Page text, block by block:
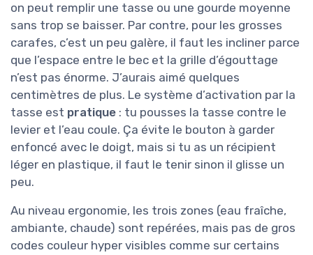
on peut remplir une tasse ou une gourde moyenne
sans trop se baisser. Par contre, pour les grosses
carafes, c’est un peu galère, il faut les incliner parce
que l’espace entre le bec et la grille d’égouttage
n’est pas énorme. J’aurais aimé quelques
centimètres de plus. Le système d’activation par la
tasse est pratique : tu pousses la tasse contre le
levier et l’eau coule. Ça évite le bouton à garder
enfoncé avec le doigt, mais si tu as un récipient
léger en plastique, il faut le tenir sinon il glisse un
peu.
Au niveau ergonomie, les trois zones (eau fraîche,
ambiante, chaude) sont repérées, mais pas de gros
codes couleur hyper visibles comme sur certains